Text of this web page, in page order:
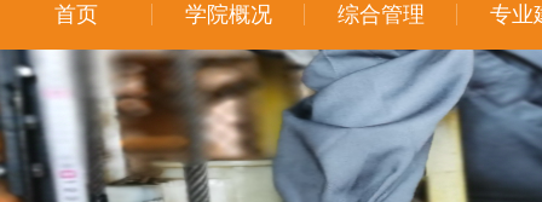
首页 学院概况 综合管理 专业